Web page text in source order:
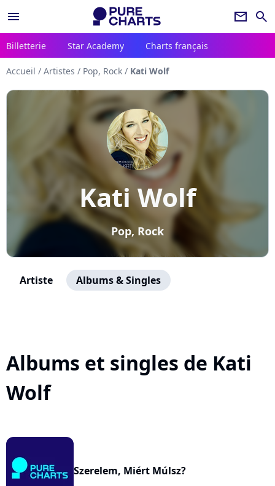
menu newsletter search
Billetterie Star Academy Charts français
Accueil / Artistes / Pop, Rock / Kati Wolf
Kati Wolf
Pop, Rock
Artiste Albums & Singles
Albums et singles de Kati
Wolf
Szerelem, Miért Múlsz?